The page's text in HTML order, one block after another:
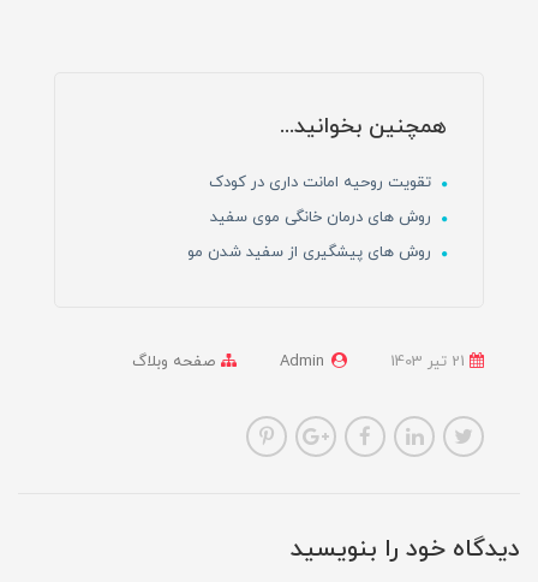
همچنین بخوانید...
تقویت روحیه امانت داری در کودک
روش های درمان خانگی موی سفید
روش های پیشگیری از سفید شدن مو
Admin صفحه وبلاگ
دیدگاه خود را بنویسید